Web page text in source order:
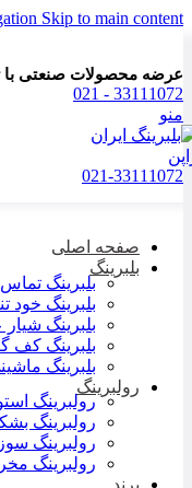
Skip to main content
عرضه محصولات صنعتی با
33111072 - 021
منو
021-33111072
صفحه اصلی
بلبرینگ
بلبرینگ
بلبرینگ خود
بلبرینگ
بلبرینگ کف
بلبرینگ
رولبرینگ
رولبرینگ
رولبرینگ
رولبرینگ
رولبرینگ
برند